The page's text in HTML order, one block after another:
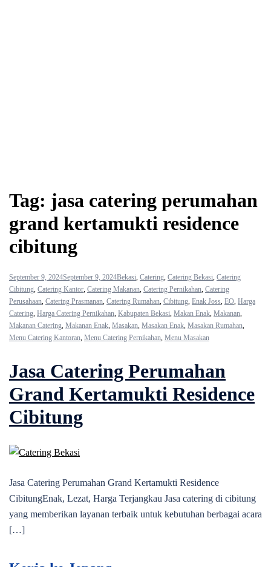
Tag: jasa catering perumahan
grand kertamukti residence
cibitung
September 9, 2024September 9, 2024Bekasi, Catering, Catering Bekasi, Catering
Cibitung, Catering Kantor, Catering Makanan, Catering Pernikahan, Catering
Perusahaan, Catering Prasmanan, Catering Rumahan, Cibitung, Enak Joss, EO, Harga
Catering, Harga Catering Pernikahan, Kabupaten Bekasi, Makan Enak, Makanan,
Makanan Catering, Makanan Enak, Masakan, Masakan Enak, Masakan Rumahan,
Menu Catering Kantoran, Menu Catering Pernikahan, Menu Masakan
Jasa Catering Perumahan
Grand Kertamukti Residence
Cibitung
Jasa Catering Perumahan Grand Kertamukti Residence
CibitungEnak, Lezat, Harga Terjangkau Jasa catering di cibitung
yang memberikan layanan terbaik untuk kebutuhan berbagai acara
[…]